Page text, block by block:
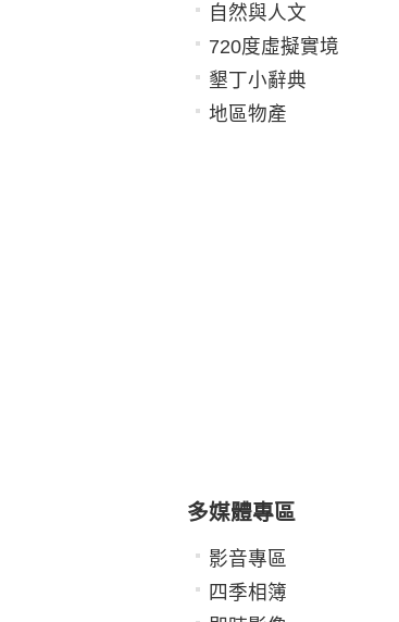
自然與人文
720度虛擬實境
墾丁小辭典
地區物產
多媒體專區
影音專區
四季相簿